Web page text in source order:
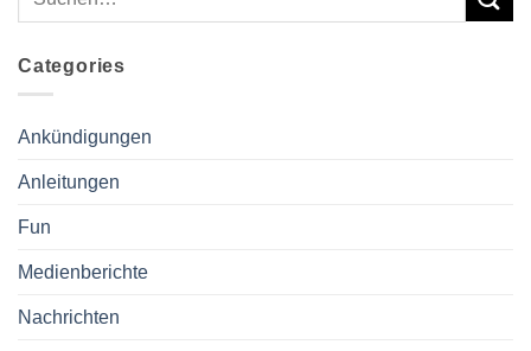
Categories
Ankündigungen
Anleitungen
Fun
Medienberichte
Nachrichten